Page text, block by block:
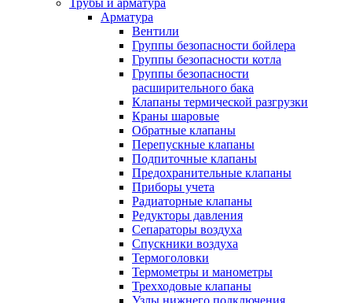
Трубы и арматура
Арматура
Вентили
Группы безопасности бойлера
Группы безопасности котла
Группы безопасности
расширительного бака
Клапаны термической разгрузки
Краны шаровые
Обратные клапаны
Перепускные клапаны
Подпиточные клапаны
Предохранительные клапаны
Приборы учета
Радиаторные клапаны
Редукторы давления
Сепараторы воздуха
Спускники воздуха
Термоголовки
Термометры и манометры
Трехходовые клапаны
Узлы нижнего подключения